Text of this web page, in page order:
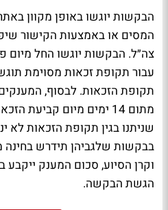
הבקשות יוגשו באופן מקוון
המסים או באמצעות הקישור
צה״ל. הבקשות יוגשו החל
תקופת הזכאות. לבסוף,
מתום 14 ימים מיום קביעת
שניתנו בגין תקופת הזכאות לא
בבקשות שלגביהן תידרש
הגשת הבקשה.